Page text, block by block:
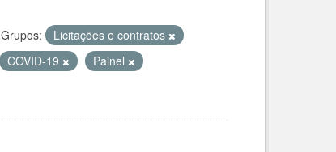
Grupos:
Licitações e contratos
COVID-19
Painel